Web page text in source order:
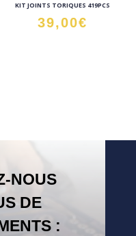
KIT JOINTS TORIQUES 419PCS
39,00€
NOUS
DE
: